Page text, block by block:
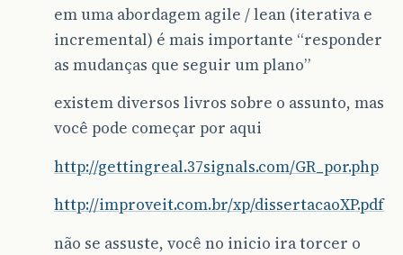
em uma abordagem agile / lean (iterativa e
incremental) é mais importante “responder
as mudanças que seguir um plano”
existem diversos livros sobre o assunto, mas
você pode começar por aqui
http://gettingreal.37signals.com/GR_por.php
http://improveit.com.br/xp/dissertacaoXP.pdf
não se assuste, você no inicio ira torcer o